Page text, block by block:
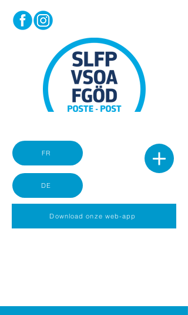
DE
FR
Download onze web-app